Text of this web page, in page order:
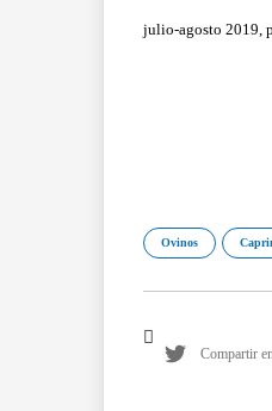
julio-agosto 2019,
Ovinos
Compartir